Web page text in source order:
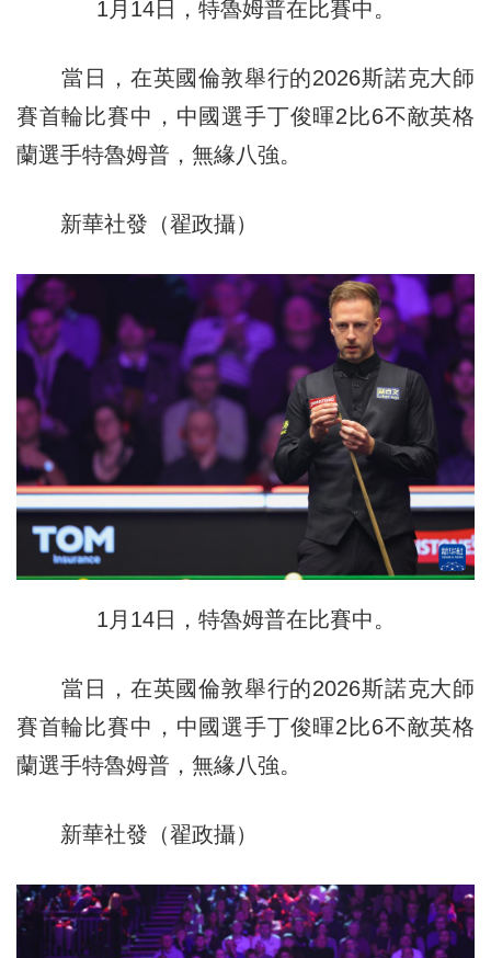
1月14日，特魯姆普在比賽中。
當日，在英國倫敦舉行的2026斯諾克大師
賽首輪比賽中，中國選手丁俊暉2比6不敵英格
蘭選手特魯姆普，無緣八強。
新華社發（翟政攝）
1月14日，特魯姆普在比賽中。
當日，在英國倫敦舉行的2026斯諾克大師
賽首輪比賽中，中國選手丁俊暉2比6不敵英格
蘭選手特魯姆普，無緣八強。
新華社發（翟政攝）